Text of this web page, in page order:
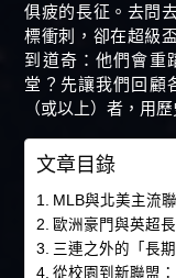
俱疲的長征。去問
標衝刺，卻在超級
到道奇：他們會重
堂？先讓我們回顧
（或以上）者，用
文章目錄
MLB與北美主流
歐洲豪門與英超
三連之外的「長
從校園到新聯盟